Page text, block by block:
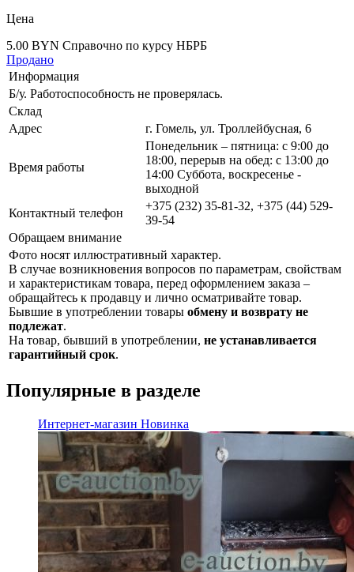
Цена
5.00 BYN Справочно по курсу НБРБ
Продано
Информация
Б/у. Работоспособность не проверялась.
Склад
Адрес
г. Гомель, ул. Троллейбусная, 6
Время работы
Понедельник – пятница: с 9:00 до
18:00, перерыв на обед: с 13:00 до
14:00 Суббота, воскресенье -
выходной
Контактный телефон
+375 (232) 35-81-32, +375 (44) 529-
39-54
Обращаем внимание
Фото носят иллюстративный характер.
В случае возникновения вопросов по параметрам, свойствам
и характеристикам товара, перед оформлением заказа –
обращайтесь к продавцу и лично осматривайте товар.
Бывшие в употреблении товары обмену и возврату не
подлежат.
На товар, бывший в употреблении, не устанавливается
гарантийный срок.
Популярные в разделе
Интернет-магазин Новинка